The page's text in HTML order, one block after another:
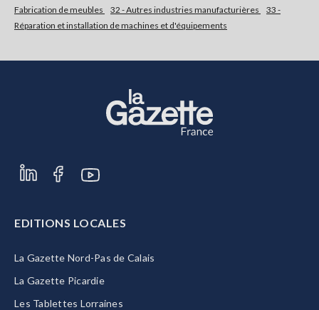
Fabrication de meubles
32 - Autres industries manufacturières
33 -
Réparation et installation de machines et d'équipements
EDITIONS LOCALES
La Gazette Nord-Pas de Calais
La Gazette Picardie
Les Tablettes Lorraines